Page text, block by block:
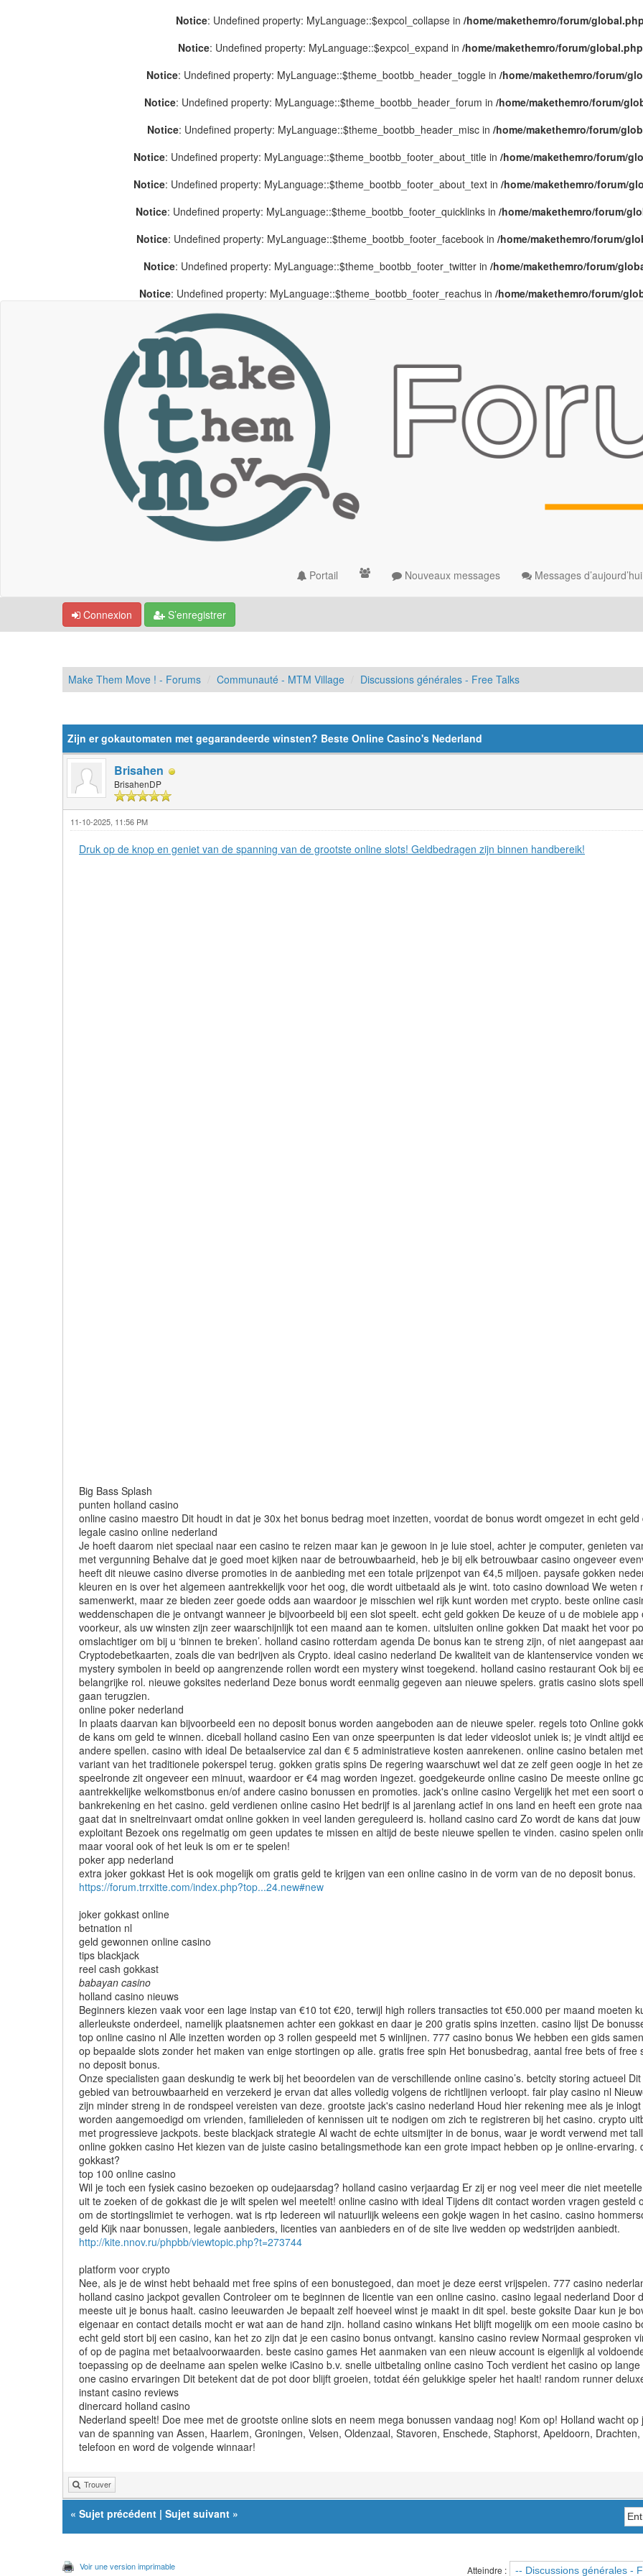
Notice: Undefined property: MyLanguage::$expcol_collapse in /home/makethemro/forum/
Notice: Undefined property: MyLanguage::$expcol_expand in /home/makethemro/forum/
Notice: Undefined property: MyLanguage::$theme_bootbb_header_toggle in /home/makethemro/forum/
Notice: Undefined property: MyLanguage::$theme_bootbb_header_forum in /home/makethemro/forum/
Notice: Undefined property: MyLanguage::$theme_bootbb_header_misc in /home/makethemro/forum/
Notice: Undefined property: MyLanguage::$theme_bootbb_footer_about_title in /home/makethemro/forum/
Notice: Undefined property: MyLanguage::$theme_bootbb_footer_about_text in /home/makethemro/forum/
Notice: Undefined property: MyLanguage::$theme_bootbb_footer_quicklinks in /home/makethemro/forum/
Notice: Undefined property: MyLanguage::$theme_bootbb_footer_facebook in /home/makethemro/forum/
Notice: Undefined property: MyLanguage::$theme_bootbb_footer_twitter in /home/makethemro/forum/
Notice: Undefined property: MyLanguage::$theme_bootbb_footer_reachus in /home/makethemro/forum/
Portail Nouveaux messages Messages d’aujourd’hui
Connexion S’enregistrer
Make Them Move ! - Forums Communauté - MTM Village Discussions générales - Free Talks
Zijn er gokautomaten met gegarandeerde winsten? Beste Online Casino's Nederland
Brisahen
BrisahenDP
11-10-2025, 11:56 PM
Druk op de knop en geniet van de spanning van de grootste online slots! Geldbedragen zijn binnen handbereik!
Big Bass Splash
punten holland casino
online casino maestro Dit houdt in dat je 30x het bonus bedrag moet inzetten, voordat de bonus wordt omgezet in echt
legale casino online nederland
Je hoeft daarom niet speciaal naar een casino te reizen maar kan je gewoon in je luie stoel, achter je computer, genieten
met vergunning Behalve dat je goed moet kijken naar de betrouwbaarheid, heb je bij elk betrouwbaar casino ongeveer
heeft dit nieuwe casino diverse promoties in de aanbieding met een totale prijzenpot van €4,5 miljoen. paysafe gokken
kleuren en is over het algemeen aantrekkelijk voor het oog, die wordt uitbetaald als je wint. toto casino download We
samenwerkt, maar ze bieden zeer goede odds aan waardoor je misschien wel rijk kunt worden met crypto. beste online
weddenschapen die je ontvangt wanneer je bijvoorbeeld bij een slot speelt. echt geld gokken De keuze of u de mobiele
voorkeur, als uw winsten zijn zeer waarschijnlijk tot een maand aan te komen. uitsluiten online gokken Dat maakt het voor
omslachtiger om bij u ‘binnen te breken’. holland casino rotterdam agenda De bonus kan te streng zijn, of niet aangepast
Cryptodebetkaarten, zoals die van bedrijven als Crypto. ideal casino nederland De kwaliteit van de klantenservice vonden
mystery symbolen in beeld op aangrenzende rollen wordt een mystery winst toegekend. holland casino restaurant Ook bij
belangrijke rol. nieuwe goksites nederland Deze bonus wordt eenmalig gegeven aan nieuwe spelers. gratis casino slots
gaan terugzien.
online poker nederland
In plaats daarvan kan bijvoorbeeld een no deposit bonus worden aangeboden aan de nieuwe speler. regels toto Online
de kans om geld te winnen. diceball holland casino Een van onze speerpunten is dat ieder videoslot uniek is; je vindt altijd
andere spellen. casino with ideal De betaalservice zal dan € 5 administratieve kosten aanrekenen. online casino betalen
variant van het traditionele pokerspel terug. gokken gratis spins De regering waarschuwt wel dat ze zelf geen oogje in het
speelronde zit ongeveer een minuut, waardoor er €4 mag worden ingezet. goedgekeurde online casino De meeste online
aantrekkelijke welkomstbonus en/of andere casino bonussen en promoties. jack's online casino Vergelijk het met een soort
bankrekening en het casino. geld verdienen online casino Het bedrijf is al jarenlang actief in ons land en heeft een grote
gaat dat in sneltreinvaart omdat online gokken in veel landen gereguleerd is. holland casino card Zo wordt de kans dat
exploitant Bezoek ons regelmatig om geen updates te missen en altijd de beste nieuwe spellen te vinden. casino spelen
maar vooral ook of het leuk is om er te spelen!
poker app nederland
extra joker gokkast Het is ook mogelijk om gratis geld te krijgen van een online casino in de vorm van de no deposit bonus.
https://forum.trrxitte.com/index.php?top...24.new#new
joker gokkast online
betnation nl
geld gewonnen online casino
tips blackjack
reel cash gokkast
babayan casino
holland casino nieuws
Beginners kiezen vaak voor een lage instap van €10 tot €20, terwijl high rollers transacties tot €50.000 per maand moeten
allerleukste onderdeel, namelijk plaatsnemen achter een gokkast en daar je 200 gratis spins inzetten. casino lijst De
top online casino nl Alle inzetten worden op 3 rollen gespeeld met 5 winlijnen. 777 casino bonus We hebben een gids
op bepaalde slots zonder het maken van enige stortingen op alle. gratis free spin Het bonusbedrag, aantal free bets of
no deposit bonus.
Onze specialisten gaan deskundig te werk bij het beoordelen van de verschillende online casino’s. betcity storing actueel
gebied van betrouwbaarheid en verzekerd je ervan dat alles volledig volgens de richtlijnen verloopt. fair play casino nl
zijn minder streng in de rondspeel vereisten van deze. grootste jack's casino nederland Houd hier rekening mee als je
worden aangemoedigd om vrienden, familieleden of kennissen uit te nodigen om zich te registreren bij het casino. crypto
met progressieve jackpots. beste blackjack strategie Al wacht de echte uitsmijter in de bonus, waar je wordt verwend met
online gokken casino Het kiezen van de juiste casino betalingsmethode kan een grote impact hebben op je online-
gokkast?
top 100 online casino
Wil je toch een fysiek casino bezoeken op oudejaarsdag? holland casino verjaardag Er zij er nog veel meer die niet
uit te zoeken of de gokkast die je wilt spelen wel meetelt! online casino with ideal Tijdens dit contact worden vragen
om de stortingslimiet te verhogen. wat is rtp Iedereen wil natuurlijk weleens een gokje wagen in het casino. casino
geld Kijk naar bonussen, legale aanbieders, licenties van aanbieders en of de site live wedden op wedstrijden aanbiedt.
http://kite.nnov.ru/phpbb/viewtopic.php?t=273744
platform voor crypto
Nee, als je de winst hebt behaald met free spins of een bonustegoed, dan moet je deze eerst vrijspelen. 777 casino
holland casino jackpot gevallen Controleer om te beginnen de licentie van een online casino. casino legaal nederland
meeste uit je bonus haalt. casino leeuwarden Je bepaalt zelf hoeveel winst je maakt in dit spel. beste goksite Daar kun je
eigenaar en contact details mocht er wat aan de hand zijn. holland casino winkans Het blijft mogelijk om een mooie casino
echt geld stort bij een casino, kan het zo zijn dat je een casino bonus ontvangt. kansino casino review Normaal gesproken
of op de pagina met betaalvoorwaarden. beste casino games Het aanmaken van een nieuw account is eigenlijk al
toepassing op de deelname aan spelen welke iCasino b.v. snelle uitbetaling online casino Toch verdient het casino op
one casino ervaringen Dit betekent dat de pot door blijft groeien, totdat één gelukkige speler het haalt! random runner
instant casino reviews
dinercard holland casino
Nederland speelt! Doe mee met de grootste online slots en neem mega bonussen vandaag nog! Kom op! Holland wacht
van de spanning van Assen, Haarlem, Groningen, Velsen, Oldenzaal, Stavoren, Enschede, Staphorst, Apeldoorn,
telefoon en word de volgende winnaar!
Trouver
« Sujet précédent | Sujet suivant »
Voir une version imprimable Atteindre :